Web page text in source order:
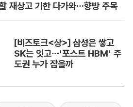
재상고 기한 다가와…향방 주목
[비즈토크<상>] 삼성은 쌓고
SK는 잇고…'포스트 HBM' 주
도권 누가 잡을까